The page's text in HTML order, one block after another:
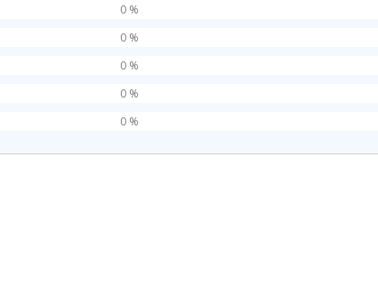
0 %
0 %
0 %
0 %
0 %